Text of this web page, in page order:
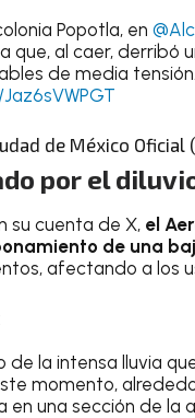
Popotla, en
que, al caer, derribó
de media tensión.
de México Oficial
por el
su cuenta de X, el
de una
afectando a los
de la intensa lluvia
momento,
una sección de la